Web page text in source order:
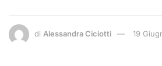
di Alessandra Ciciotti 19